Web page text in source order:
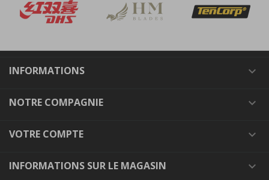
INFORMATIONS 
NOTRE COMPAGNIE 
VOTRE COMPTE 
INFORMATIONS SUR LE MAGASIN 